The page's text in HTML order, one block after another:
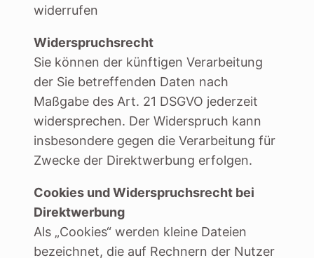
widerrufen
Widerspruchsrecht
Sie können der künftigen Verarbeitung
der Sie betreffenden Daten nach
Maßgabe des Art. 21 DSGVO jederzeit
widersprechen. Der Widerspruch kann
insbesondere gegen die Verarbeitung für
Zwecke der Direktwerbung erfolgen.
Cookies und Widerspruchsrecht bei
Direktwerbung
Als „Cookies“ werden kleine Dateien
bezeichnet, die auf Rechnern der Nutzer